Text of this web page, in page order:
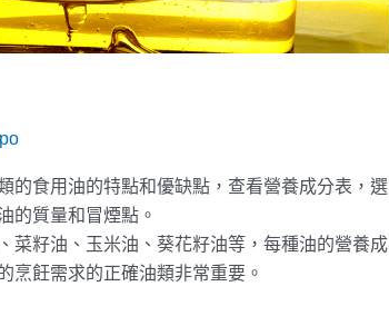
的食用油的特點和優缺點，查看營養成分表，選
的質量和冒煙點。
菜籽油、玉米油、葵花籽油等，每種油的營養成
烹飪需求的正確油類非常重要。